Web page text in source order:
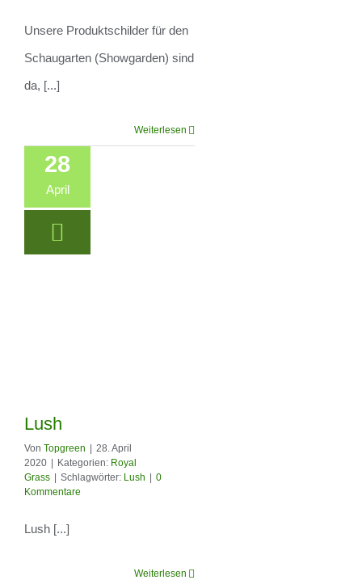
Unsere Produktschilder für den
Schaugarten (Showgarden) sind
da, [...]
Weiterlesen
28
April
Lush
Von Topgreen | 28. April
2020 | Kategorien: Royal
Grass | Schlagwörter: Lush | 0
Kommentare
Lush [...]
Weiterlesen